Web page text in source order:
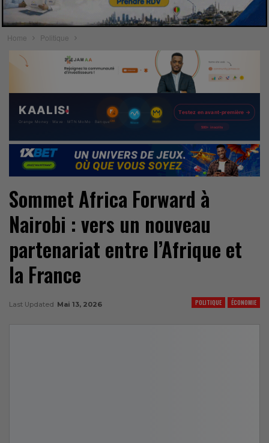
Home Politique
Sommet Africa Forward à
Nairobi : vers un nouveau
partenariat entre l’Afrique et
la France
POLITIQUE ÉCONOMIE
Last Updated Mai 13, 2026